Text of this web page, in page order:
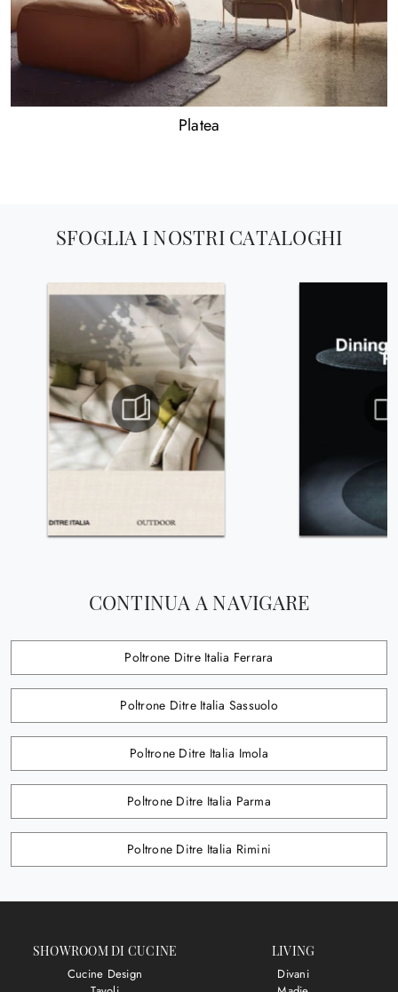
Platea
SFOGLIA I NOSTRI CATALOGHI
CONTINUA A NAVIGARE
Poltrone Ditre Italia Ferrara
Poltrone Ditre Italia Sassuolo
Poltrone Ditre Italia Imola
Poltrone Ditre Italia Parma
Poltrone Ditre Italia Rimini
SHOWROOM DI CUCINE
Cucine Design
LIVING
Divani